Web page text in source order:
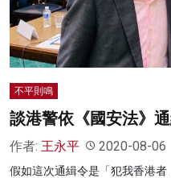
灼見活動
關於我們
不平則鳴
談港警依《國安法》
作者: 王永平 2020-08-06
假如這次通緝令是「犯我香港